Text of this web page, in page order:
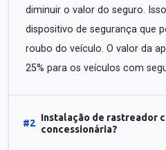
diminuir o valor do seguro.
dispositivo de segurança que
roubo do veículo. O valor da
25% para os veículos com
#2
Instalação de rastreador
concessionária?